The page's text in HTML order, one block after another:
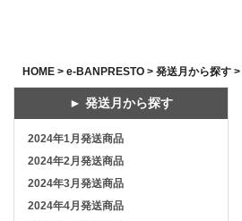
HOME > e-BANPRESTO > 発送月から探す >
► 発送月から探す
2024年1月発送商品
2024年2月発送商品
2024年3月発送商品
2024年4月発送商品